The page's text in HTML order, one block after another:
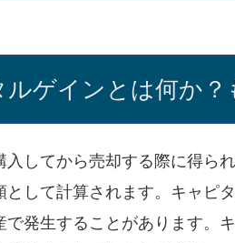
ルゲインとは何か？
してから売却する際に得ら
して計算されます。キャピ
で発生することがあります。